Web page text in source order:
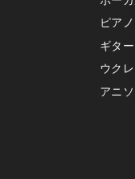
ピア
ギタ
ウク
アニ